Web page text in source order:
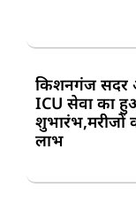
किशनगंज सदर
ICU सेवा का
शुभारंभ,मरीजों
लाभ